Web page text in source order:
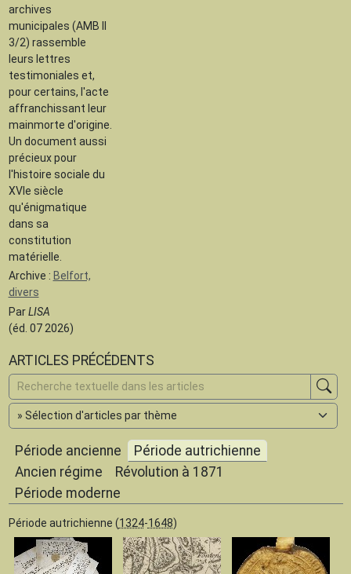
archives
municipales (AMB II
3/2) rassemble
leurs lettres
testimoniales et,
pour certains, l'acte
affranchissant leur
mainmorte d'origine.
Un document aussi
précieux pour
l'histoire sociale du
XVIe siècle
qu'énigmatique
dans sa
constitution
matérielle.
Archive : Belfort,
divers
ParLISA
(éd. 07 2026)
ARTICLES PRÉCÉDENTS
Période ancienne
Période autrichienne
Ancien régime
Révolution à 1871
Période moderne
Période autrichienne (1324-1648)